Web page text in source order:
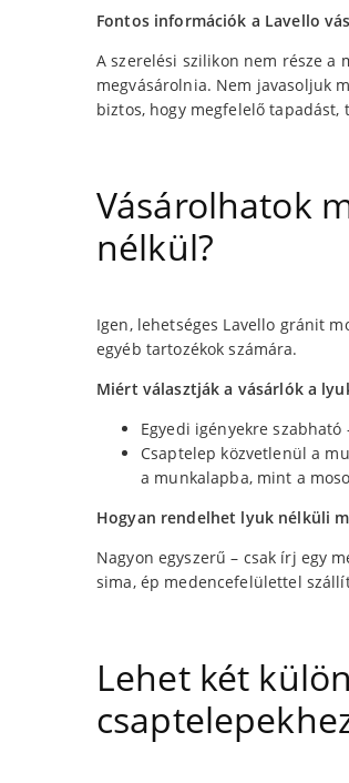
Fontos információk a Lavello
A szerelési szilikon nem része a
megvásárolnia. Nem javasoljuk
biztos, hogy megfelelő tapadást,
Vásárolhatok
nélkül?
Igen, lehetséges Lavello gránit
egyéb tartozékok számára.
Miért választják a vásárlók a
Egyedi igényekre
Csaptelep közvetlenül a
a munkalapba, mint a
Hogyan rendelhet lyuk nélküli
Nagyon egyszerű – csak írj egy
sima, ép medencefelülettel
Lehet két